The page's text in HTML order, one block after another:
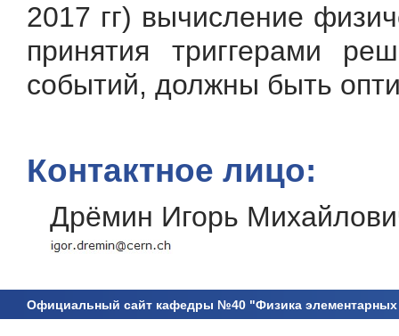
2017 гг) вычисление
принятия триггерами
событий, должны быть
Контактное лицо:
Дрёмин Игорь
Официальный сайт кафедры №40 "Физика